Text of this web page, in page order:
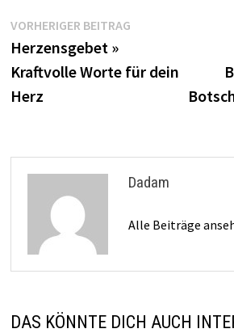
Beitragsnavigation
VORHERIGER BEITRAGVorheriger
Herzensgebet »
Kraftvolle Worte für dein
Herz
Dadam
Alle Beiträge
DAS KÖNNTE DICH AUCH